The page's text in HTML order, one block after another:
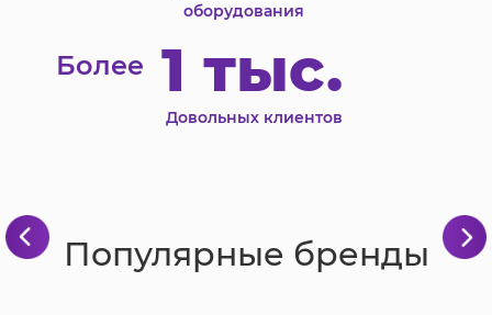
оборудования
Более 1 тыс.
Довольных клиентов
Популярные бренды